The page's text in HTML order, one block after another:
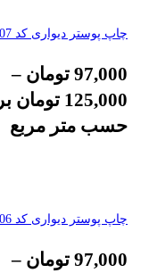
چاپ پوستر دیواری کد 2407
97,000 تومان –
125,000 تومان بر
حسب متر مربع
چاپ پوستر دیواری کد 2406
97,000 تومان –